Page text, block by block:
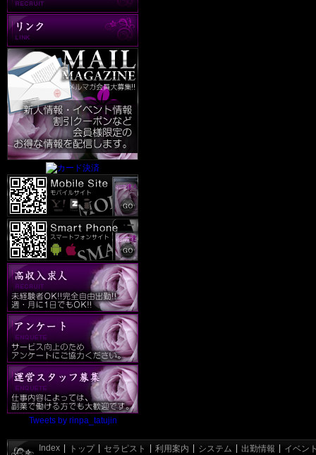
Tweets by rinpa_tatujin
Index トップ セラピスト 利用案内 システム 出勤情報
イベン